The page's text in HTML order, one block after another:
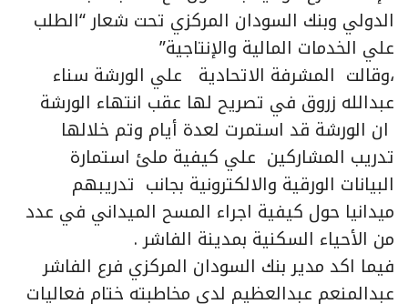
الدولي وبنك السودان المركزي تحت شعار “الطلب
علي الخدمات المالية والإنتاجية”
،وقالت المشرفة الاتحادية علي الورشة سناء
عبدالله زروق في تصريح لها عقب انتهاء الورشة
ان الورشة قد استمرت لعدة أيام وتم خلالها
تدريب المشاركين علي كيفية ملئ استمارة
البيانات الورقية والالكترونية بجانب تدريبهم
ميدانيا حول كيفية اجراء المسح الميداني في عدد
من الأحياء السكنية بمدينة الفاشر .
فيما اكد مدير بنك السودان المركزي فرع الفاشر
عبدالمنعم عبدالعظيم لدي مخاطبته ختام فعاليات